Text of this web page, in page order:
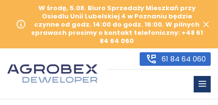
W środę, 5.08. Biuro Sprzedaży Mieszkań przy
Osiedlu Unii Lubelskiej 4 w Poznaniu będzie
czynne od godz. 14:00 do godz. 16:00. W pilnych
sprawach prosimy o kontakt telefoniczny: +48 61
84 64 060
61 84 64 060